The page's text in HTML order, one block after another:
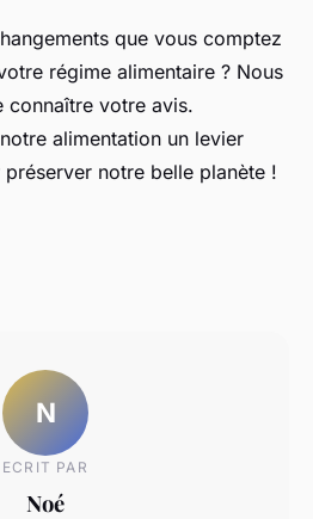
que vous comptez
régime alimentaire ? Nous
connaître votre avis.
alimentation un levier
notre belle planète !
N
ECRIT PAR
Noé